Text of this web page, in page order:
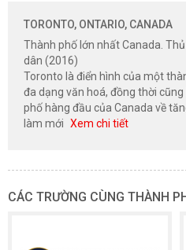
TORONTO, ONTARIO, CANADA
Thành phố lớn nhất Canada.
dân (2016)
Toronto là điển hình của một
đa dạng văn hoá, đồng thời
phố hàng đầu của Canada về
làm mới Xem chi tiết
CÁC TRƯỜNG CÙNG THÀNH